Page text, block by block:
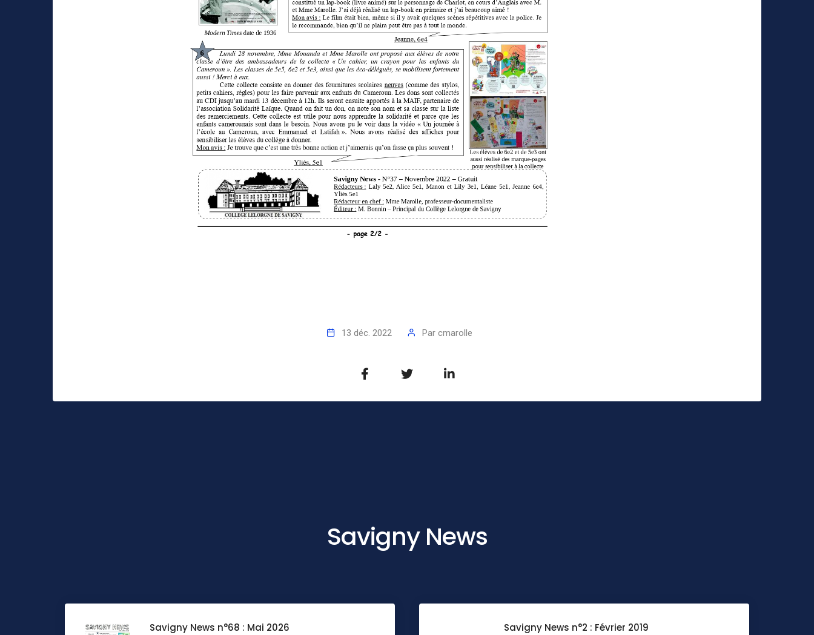
13 déc. 2022 Par cmarolle
Savigny News
Savigny News n°68 : Mai 2026 Savigny News n°2 : Février 2019